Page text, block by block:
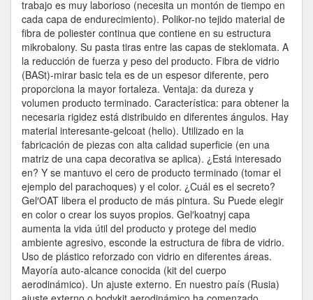
trabajo es muy laborioso (necesita un montón de tiempo en
cada capa de endurecimiento). Polikor-no tejido material de
fibra de poliester continua que contiene en su estructura
mikrobalony. Su pasta tiras entre las capas de steklomata. A
la reducción de fuerza y peso del producto. Fibra de vidrio
(BASt)-mirar basic tela es de un espesor diferente, pero
proporciona la mayor fortaleza. Ventaja: da dureza y
volumen producto terminado. Característica: para obtener la
necesaria rigidez está distribuido en diferentes ángulos. Hay
material interesante-gelcoat (helio). Utilizado en la
fabricación de piezas con alta calidad superficie (en una
matriz de una capa decorativa se aplica). ¿Está interesado
en? Y se mantuvo el cero de producto terminado (tomar el
ejemplo del parachoques) y el color. ¿Cuál es el secreto?
Gel′OAT libera el producto de más pintura. Su Puede elegir
en color o crear los suyos propios. Gel′koatnyj capa
aumenta la vida útil del producto y protege del medio
ambiente agresivo, esconde la estructura de fibra de vidrio.
Uso de plástico reforzado con vidrio en diferentes áreas.
Mayoría auto-alcance conocida (kit del cuerpo
aerodinámico). Un ajuste externo. En nuestro país (Rusia)